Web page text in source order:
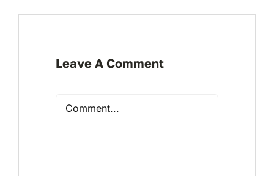
Leave A Comment
Comment